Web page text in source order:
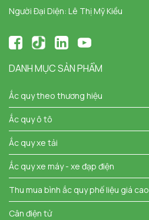
Người Đại Diện: Lê Thị Mỹ Kiều
DANH MỤC SẢN PHẨM
Ắc quy theo thương hiệu
Ắc quy ô tô
Ắc quy xe tải
Ắc quy xe máy - xe đạp điện
Thu mua bình ắc quy phế liệu giá cao
Cân điện tử